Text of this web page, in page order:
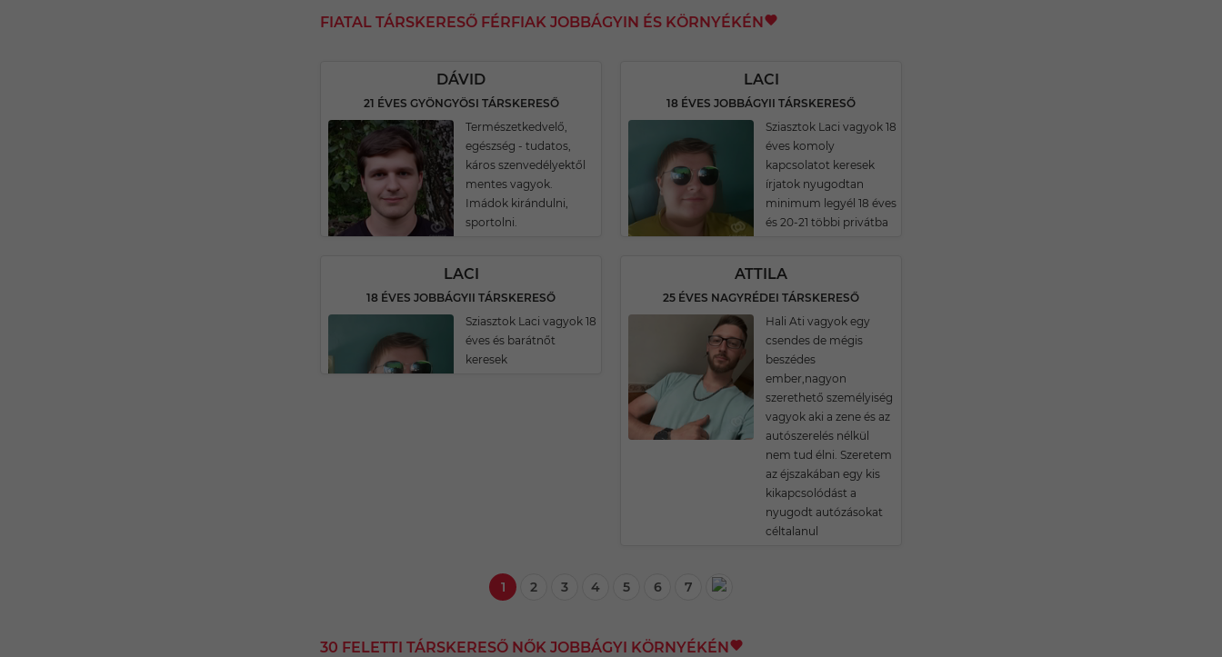
FIATAL TÁRSKERESŐ FÉRFIAK JOBBÁGYIN ÉS KÖRNYÉKÉN
DÁVID
21 ÉVES GYÖNGYÖSI TÁRSKERESŐ
Természetkedvelő,
egészség - tudatos,
káros szenvedélyektől
mentes vagyok.
Imádok kirándulni,
sportolni.
LACI
18 ÉVES JOBBÁGYII TÁRSKERESŐ
Sziasztok Laci vagyok 18
éves és barátnőt
keresek
LACI
18 ÉVES JOBBÁGYII TÁRSKERESŐ
Sziasztok Laci vagyok 18
éves komoly
kapcsolatot keresek
írjatok nyugodtan
minimum legyél 18 éves
és 20-21 többi privátba
ATTILA
25 ÉVES NAGYRÉDEI TÁRSKERESŐ
Hali Ati vagyok egy
csendes de mégis
beszédes
ember,nagyon
szerethető személyiség
vagyok aki a zene és az
autószerelés nélkül
nem tud élni. Szeretem
az éjszakában egy kis
kikapcsolódást a
nyugodt autózásokat
céltalanul
1 2 3 4 5 6 7
30 FELETTI TÁRSKERESŐ NŐK JOBBÁGYI KÖRNYÉKÉN